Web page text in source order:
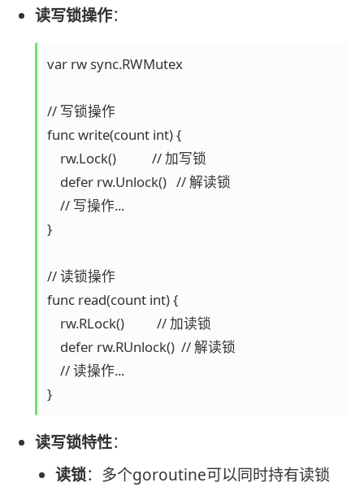
读写锁操作：
var rw sync.RWMutex
// 写锁操作
func write(count int) {
    rw.Lock()           // 加写锁
    defer rw.Unlock()   // 解读锁
    // 写操作...
}
// 读锁操作
func read(count int) {
    rw.RLock()          // 加读锁
    defer rw.RUnlock()  // 解读锁
    // 读操作...
}
读写锁特性：
读锁：多个goroutine可以同时持有读锁